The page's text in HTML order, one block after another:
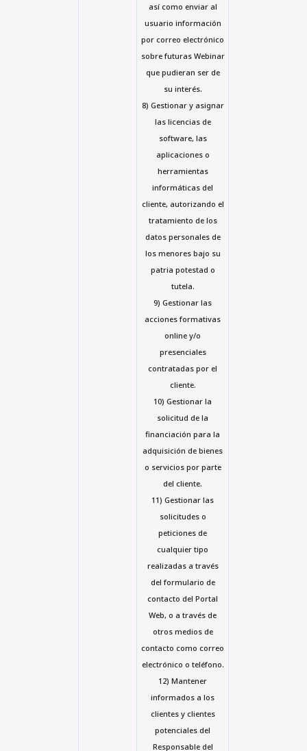
así como enviar al
usuario información
por correo electrónico
sobre futuras Webinar
que pudieran ser de
su interés.
8) Gestionar y asignar
las licencias de
software, las
aplicaciones o
herramientas
informáticas del
cliente, autorizando el
tratamiento de los
datos personales de
los menores bajo su
patria potestad o
tutela.
9) Gestionar las
acciones formativas
online y/o
presenciales
contratadas por el
cliente.
10) Gestionar la
solicitud de la
financiación para la
adquisición de bienes
o servicios por parte
del cliente.
11) Gestionar las
solicitudes o
peticiones de
cualquier tipo
realizadas a través
del formulario de
contacto del Portal
Web, o a través de
otros medios de
contacto como correo
electrónico o teléfono.
12) Mantener
informados a los
clientes y clientes
potenciales del
Responsable del